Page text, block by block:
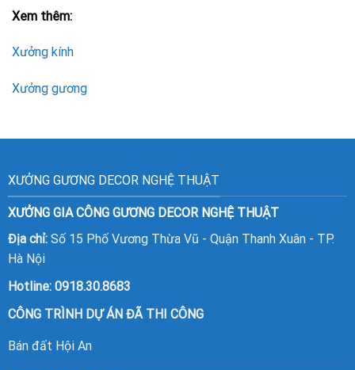
Xem thêm:
Xưởng kính
Xưởng gương
XƯỞNG GƯƠNG DECOR NGHỆ THUẬT
XƯỞNG GIA CÔNG GƯƠNG DECOR NGHỆ THUẬT
Địa chỉ:Số 15 Phố Vương Thừa Vũ - Quận Thanh Xuân - TP.
Hà Nội
Hotline: 0918.30.8683
CÔNG TRÌNH DỰ ÁN ĐÃ THI CÔNG
Bán đất Hội An